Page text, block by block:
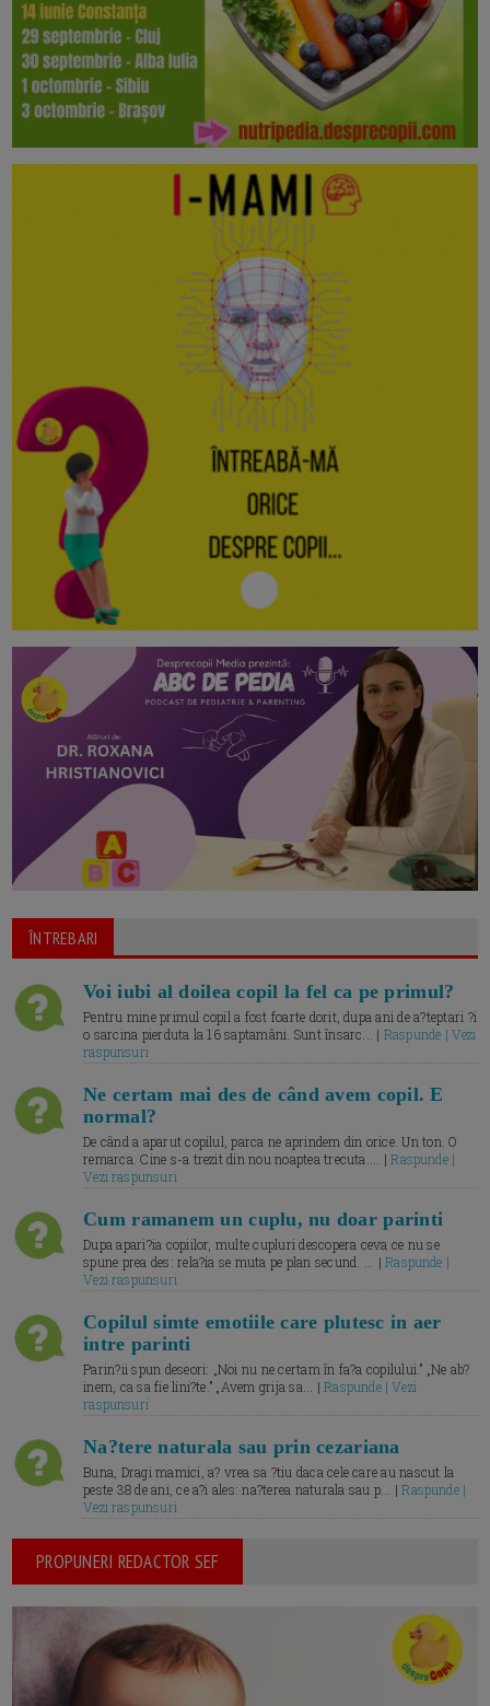
ÎNTREBARI
Voi iubi al doilea copil la fel ca pe primul?
Pentru mine primul copil a fost foarte dorit, dupa ani de a?teptari ?i
o sarcina pierduta la 16 saptamâni. Sunt însarc... | Raspunde | Vezi
raspunsuri
Ne certam mai des de când avem copil. E
normal?
De când a aparut copilul, parca ne aprindem din orice. Un ton. O
remarca. Cine s-a trezit din nou noaptea trecuta.... |Raspunde |
Vezi raspunsuri
Cum ramanem un cuplu, nu doar parinti
Dupa apari?ia copiilor, multe cupluri descopera ceva ce nu se
spune prea des: rela?ia se muta pe plan secund. ... |Raspunde |
Vezi raspunsuri
Copilul simte emotiile care plutesc in aer
intre parinti
Parin?ii spun deseori: „Noi nu ne certam în fa?a copilului.” „Ne ab?
inem, ca sa fie lini?te.” „Avem grija sa... |Raspunde | Vezi
raspunsuri
Na?tere naturala sau prin cezariana
Buna, Dragi mamici, a? vrea sa ?tiu daca cele care au nascut la
peste 38 de ani, ce a?i ales: na?terea naturala sau p... |Raspunde |
Vezi raspunsuri
PROPUNERI REDACTOR SEF